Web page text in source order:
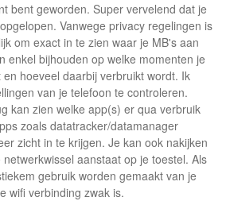
bent geworden. Super vervelend dat je
Vanwege privacy regelingen is
om exact in te zien waar je MB's aan
enkel bijhouden op welke momenten je
hoeveel daarbij verbruikt wordt. Ik
van je telefoon te controleren.
kan zien welke app(s) er qua verbruik
zoals datatracker/datamanager
zicht in te krijgen. Je kan ook nakijken
aanstaat op je toestel. Als
gebruik worden gemaakt van je
wifi verbinding zwak is.